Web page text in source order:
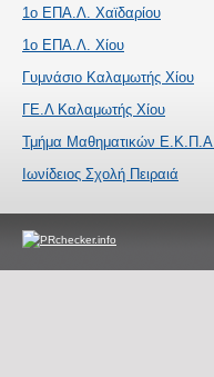
1ο ΕΠΑ.Λ. Χαϊδαρίου
1ο ΕΠΑ.Λ. Χίου
Γυμνάσιο Καλαμωτής Χίου
ΓΕ.Λ Καλαμωτής Χίου
Τμήμα Μαθηματικών Ε.Κ.Π.Α.
Ιωνίδειος Σχολή Πειραιά